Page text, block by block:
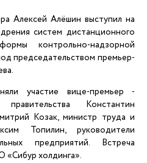
Алексей Алёшин выступил на
систем дистанционного
контрольно-надзорной
председательством премьер-
участие вице-премьер -
Константин
Козак, министр труда и
Топилин, руководители
предприятий. Встреча
холдинга».